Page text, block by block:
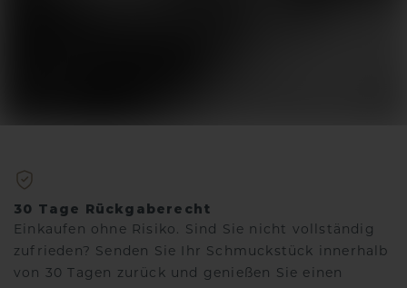
30 Tage Rückgaberecht
Einkaufen ohne Risiko. Sind Sie nicht vollständig
zufrieden? Senden Sie Ihr Schmuckstück innerhalb
von 30 Tagen zurück und genießen Sie einen